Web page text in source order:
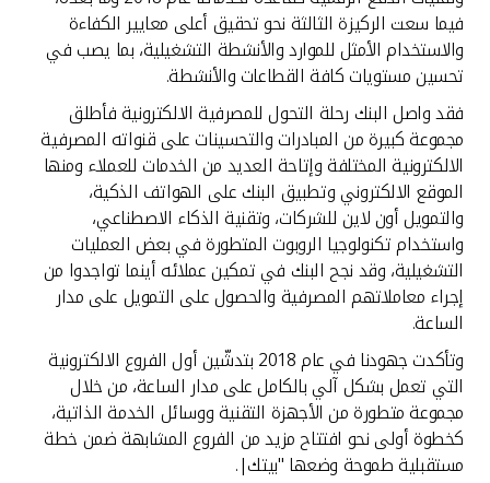
فيما سعت الركيزة الثالثة نحو تحقيق أعلى معايير الكفاءة
والاستخدام الأمثل للموارد والأنشطة التشغيلية، بما يصب في
تحسين مستويات كافة القطاعات والأنشطة.
فقد واصل البنك رحلة التحول للمصرفية الالكترونية فأطلق
مجموعة كبيرة من المبادرات والتحسينات على قنواته المصرفية
الالكترونية المختلفة وإتاحة العديد من الخدمات للعملاء ومنها
الموقع الالكتروني وتطبيق البنك على الهواتف الذكية،
والتمويل أون لاين للشركات، وتقنية الذكاء الاصطناعي،
واستخدام تكنولوجيا الروبوت المتطورة في بعض العمليات
التشغيلية، وقد نجح البنك في تمكين عملائه أينما تواجدوا من
إجراء معاملاتهم المصرفية والحصول على التمويل على مدار
الساعة.
وتأكدت جهودنا في عام 2018 بتدشّين أول الفروع الالكترونية
التي تعمل بشكل آلي بالكامل على مدار الساعة، من خلال
مجموعة متطورة من الأجهزة التقنية ووسائل الخدمة الذاتية،
كخطوة أولى نحو افتتاح مزيد من الفروع المشابهة ضمن خطة
مستقبلية طموحة وضعها "بيتك|.